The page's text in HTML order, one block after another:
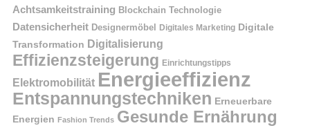
Achtsamkeitstraining Blockchain Technologie
Datensicherheit Designermöbel Digitales Marketing Digitale
Transformation Digitalisierung
Effizienzsteigerung Einrichtungstipps
Elektromobilität Energieeffizienz
Entspannungstechniken Erneuerbare
Energien Fashion Trends Gesunde Ernährung